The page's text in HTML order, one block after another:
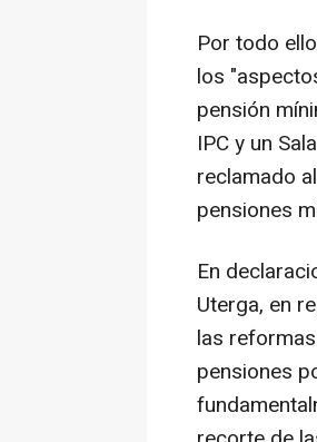
Por todo
los
pensión
IPC y un
reclamado
pensiones
En
Uterga, en
las
pensiones